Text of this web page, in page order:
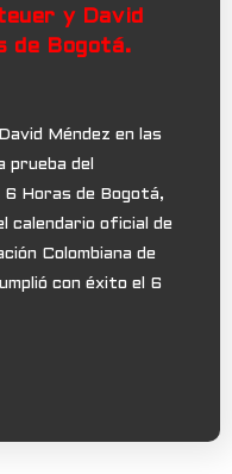
y David
de Bogotá.
Méndez en las
prueba del
6 Horas de Bogotá,
calendario oficial de
Colombiana de
con éxito el 6